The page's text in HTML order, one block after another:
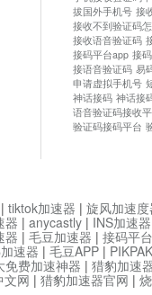
拔国外手机号 接
接收不到验证码
接收语音验证码
接码平台app 接
接语音验证码 易
申请虚拟手机号
神话接码 神话接
语音验证码接收
验证码接码平台
| tiktok加速器 | 旋风加速度
器 | anycastly | INS加速器
器 | 毛豆加速器 | 接码平台
速器 | 毛豆APP | PIKPAK
免费加速神器 | 猎豹加速
文网 | 猎豹加速器官网 |